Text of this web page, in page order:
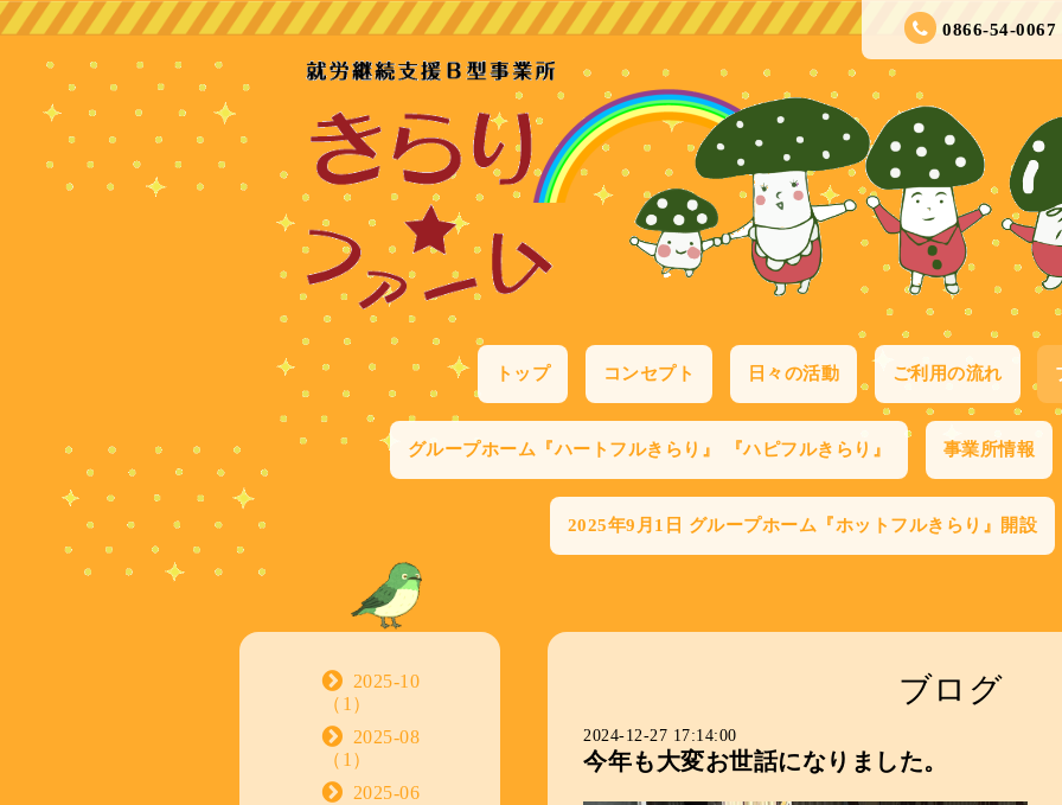
0866-54-0067
トップ コンセプト 日々の活動 ご利用の流れ
グループホーム『ハートフルきらり』 『ハピフルきらり』 事業所情報
2025年9月1日 グループホーム『ホットフルきらり』開設
ブログ
2024-12-27 17:14:00
今年も大変お世話になりました。
2025-10
（1）
2025-08
（1）
2025-06